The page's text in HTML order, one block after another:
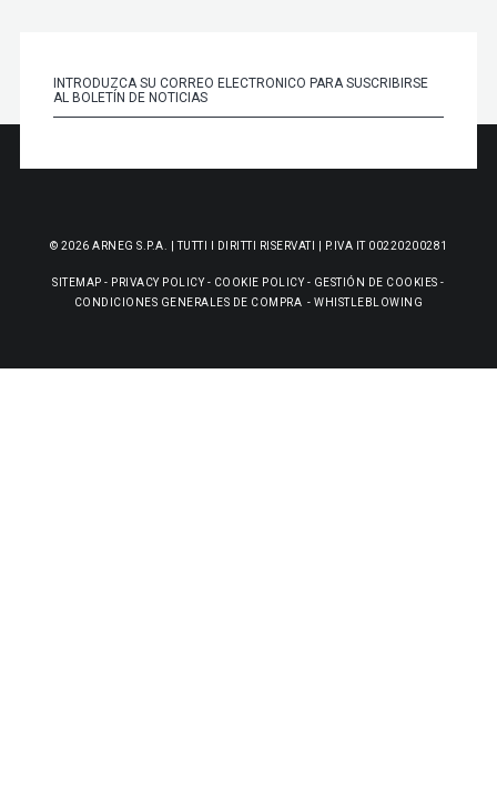
© 2026 ARNEG S.P.A. | TUTTI I DIRITTI RISERVATI | P.IVA IT 00220200281
SITEMAP - PRIVACY POLICY- COOKIE POLICY- GESTIÓN DE COOKIES -
CONDICIONES GENERALES DE COMPRA -WHISTLEBLOWING